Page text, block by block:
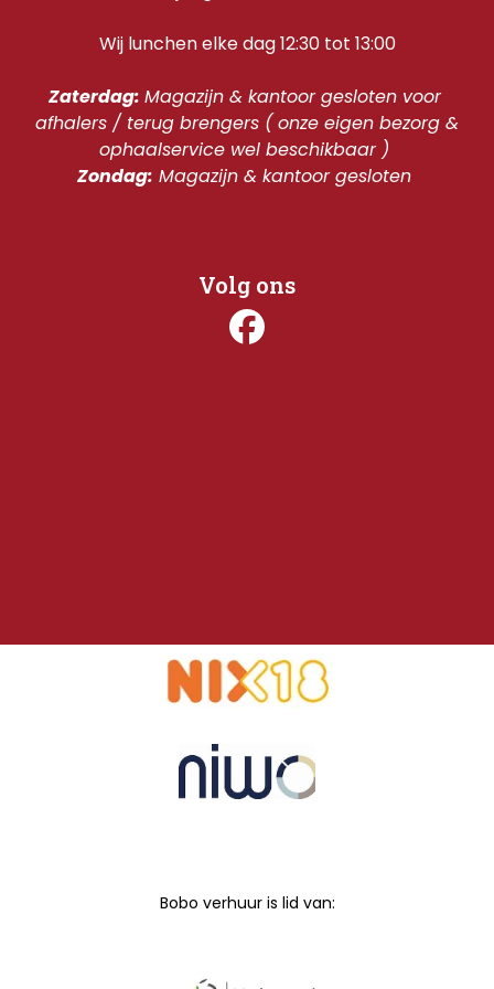
Wij lunchen elke dag 12:30 tot 13:00
Zaterdag: Magazijn & kantoor gesloten voor
afhalers / terug brengers ( onze eigen bezorg &
ophaalservice wel beschikbaar )
Zondag: Magazijn & kantoor gesloten
Volg ons
Bobo verhuur is lid van: